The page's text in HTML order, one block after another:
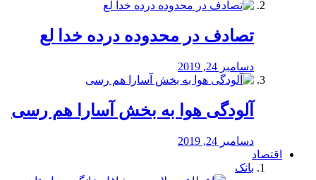
تصادف در محدوده درده خدا لع
دسامبر 24, 2019
آلودگی هوا به بخش آسارا هم رسی
دسامبر 24, 2019
اقتصاد
بانک